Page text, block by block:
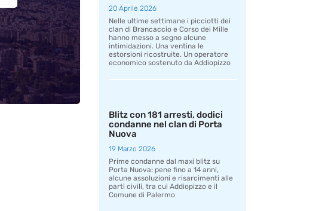
20 Aprile 2026
Nelle ultime settimane i picciotti dei
clan di Brancaccio e Corso dei Mille
hanno messo a segno alcune
intimidazioni. Una ventina le
estorsioni ricostruite. Un operatore
economico sostenuto da Addiopizzo
Blitz con 181 arresti, dodici
condanne nel clan di Porta
Nuova
19 Marzo 2026
Prime condanne dal maxi blitz su
Porta Nuova: pene fino a 14 anni,
alcune assoluzioni e risarcimenti alle
parti civili, tra cui Addiopizzo e il
Comune di Palermo